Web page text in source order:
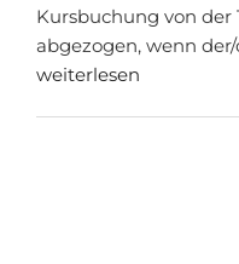
Kursbuchung von
abgezogen, wenn
weiterlesen